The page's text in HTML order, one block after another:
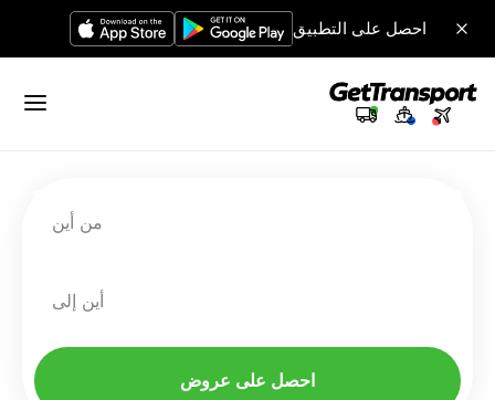
احصل على التطبيق
من أين
أين إلى
احصل على عروض